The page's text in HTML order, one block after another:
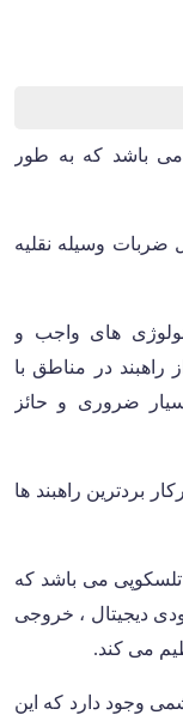
می باشد که به طور
ضربات وسیله نقلیه
های واجب و
راهبند در مناطق با
ضروری و حائز
بردترین راهبند ها
4 تا 6 متری از نوع تلسکوپی می باشد که
دیجیتال ، خروجی
می کند.
وجود دارد که این